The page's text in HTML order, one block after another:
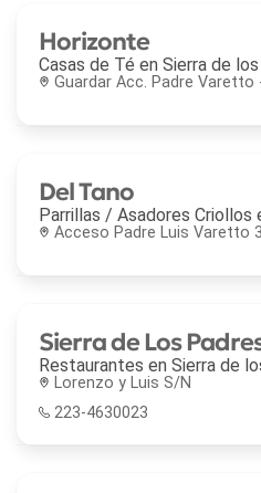
Horizonte
Casas de Té en Sierra de
Guardar Acc. Padre Varetto
Del Tano
Parrillas / Asadores Criollos
Acceso Padre Luis Varetto
Sierra de Los
Restaurantes en Sierra de
Lorenzo y Luis S/N
223-4630023